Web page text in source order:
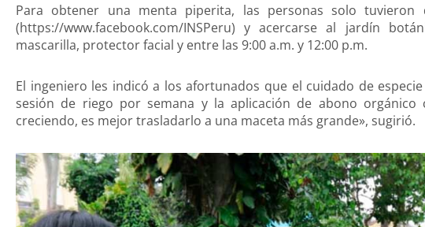
Para obtener una menta piperita, las personas solo tuvieron
(https://www.facebook.com/INSPeru) y acercarse al jardín
mascarilla, protector facial y entre las 9:00 a.m. y 12:00 p.m.
El ingeniero les indicó a los afortunados que el cuidado de
sesión de riego por semana y la aplicación de abono orgánico
creciendo, es mejor trasladarlo a una maceta más grande», sugirió.